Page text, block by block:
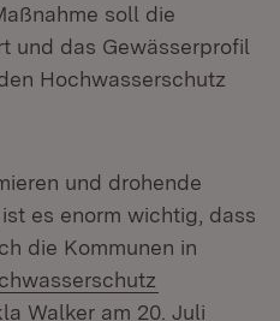
soll die
und das Gewässerprofil
Hochwasserschutz
und drohende
es enorm wichtig, dass
die Kommunen in
Walker am 20. Juli